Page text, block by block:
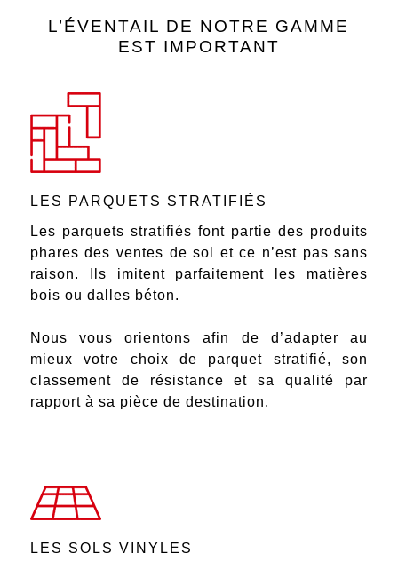
L’ÉVENTAIL DE NOTRE GAMME
EST IMPORTANT
LES PARQUETS STRATIFIÉS
Les parquets stratifiés font partie des produits
phares des ventes de sol et ce n’est pas sans
raison. Ils imitent parfaitement les matières
bois ou dalles béton.
Nous vous orientons afin de d’adapter au
mieux votre choix de parquet stratifié, son
classement de résistance et sa qualité par
rapport à sa pièce de destination.
LES SOLS VINYLES